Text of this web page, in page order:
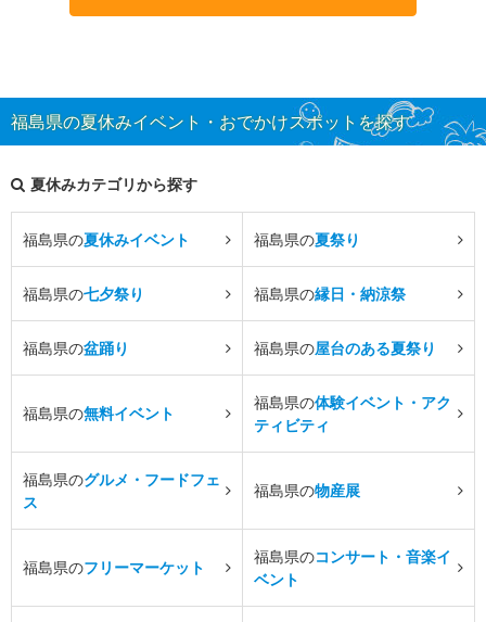
福島県の夏休みイベント・おでかけスポットを探す
夏休みカテゴリから探す
福島県の夏休みイベント 福島県の夏祭り
福島県の七夕祭り 福島県の縁日・納涼祭
福島県の盆踊り 福島県の屋台のある夏祭り
福島県の無料イベント
福島県の体験イベント・アク
ティビティ
福島県のグルメ・フードフェ
ス
福島県の物産展
福島県のフリーマーケット
福島県のコンサート・音楽イ
ベント